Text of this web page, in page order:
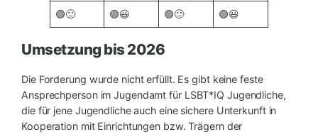
🟢🙂 🟢😃 🟢🙂 🟢😃
Umsetzung bis 2026
Die Forderung wurde nicht erfüllt. Es gibt keine feste
Ansprechperson im Jugendamt für LSBT*IQ Jugendliche,
die für jene Jugendliche auch eine sichere Unterkunft in
Kooperation mit Einrichtungen bzw. Trägern der